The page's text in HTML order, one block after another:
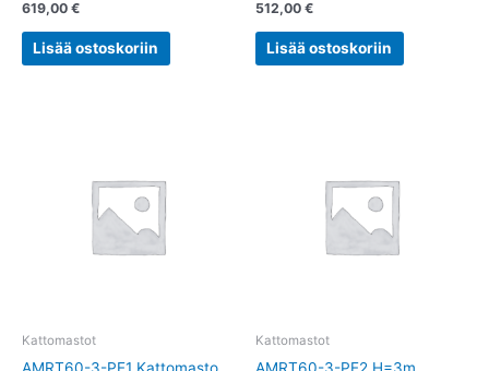
619,00 €
Lisää ostoskoriin
512,00 €
Lisää ostoskoriin
Kattomastot Kattomastot